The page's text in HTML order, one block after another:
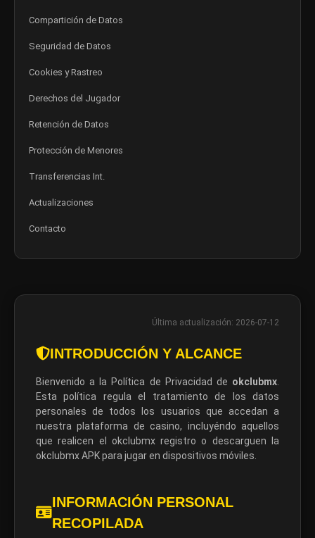
Compartición de Datos
Seguridad de Datos
Cookies y Rastreo
Derechos del Jugador
Retención de Datos
Protección de Menores
Transferencias Int.
Actualizaciones
Contacto
Última actualización: 2026-07-12
INTRODUCCIÓN Y ALCANCE
Bienvenido a la Política de Privacidad de okclubmx
Esta política regula el tratamiento de los datos
personales de todos los usuarios que accedan a
nuestra plataforma de casino, incluyéndo aquellos
que realicen el okclubmx registro o descarguen la
okclubmx APK para jugar en dispositivos móviles.
INFORMACIÓN PERSONAL
RECOPILADA